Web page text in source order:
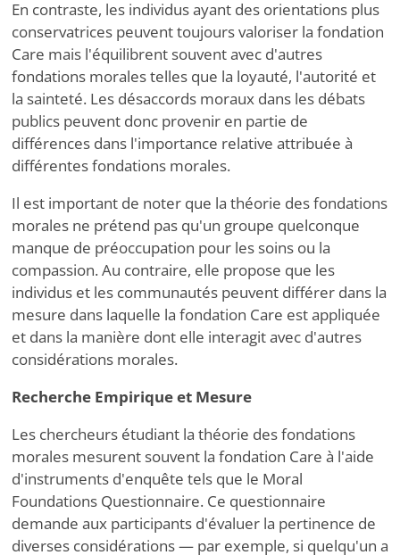
En contraste, les individus ayant des orientations plus
conservatrices peuvent toujours valoriser la fondation
Care mais l'équilibrent souvent avec d'autres
fondations morales telles que la loyauté, l'autorité et
la sainteté. Les désaccords moraux dans les débats
publics peuvent donc provenir en partie de
différences dans l'importance relative attribuée à
différentes fondations morales.
Il est important de noter que la théorie des fondations
morales ne prétend pas qu'un groupe quelconque
manque de préoccupation pour les soins ou la
compassion. Au contraire, elle propose que les
individus et les communautés peuvent différer dans la
mesure dans laquelle la fondation Care est appliquée
et dans la manière dont elle interagit avec d'autres
considérations morales.
Recherche Empirique et Mesure
Les chercheurs étudiant la théorie des fondations
morales mesurent souvent la fondation Care à l'aide
d'instruments d'enquête tels que le Moral
Foundations Questionnaire. Ce questionnaire
demande aux participants d'évaluer la pertinence de
diverses considérations — par exemple, si quelqu'un a